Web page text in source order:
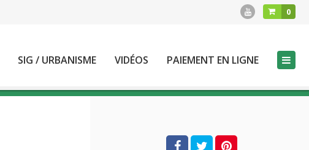
0
SIG / URBANISME VIDÉOS PAIEMENT EN LIGNE